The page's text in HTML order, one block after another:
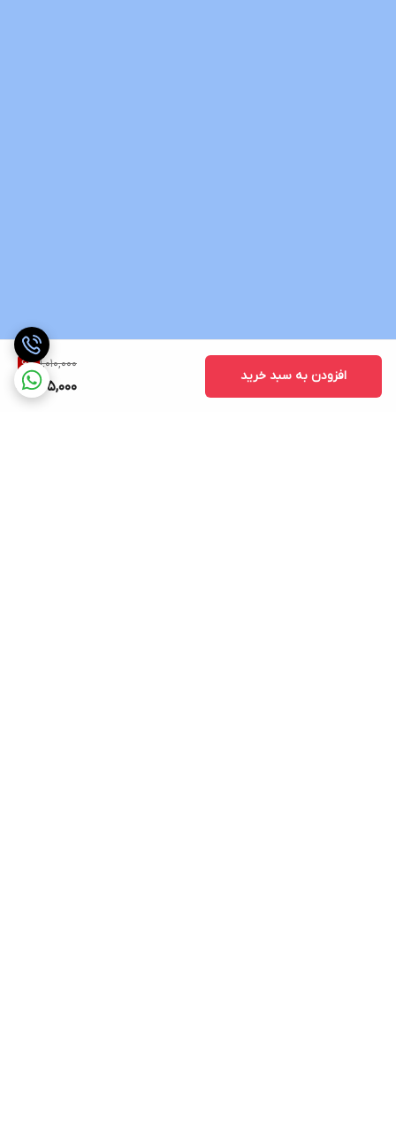
1,010,000
6%
945,000
افزودن به سبد خرید